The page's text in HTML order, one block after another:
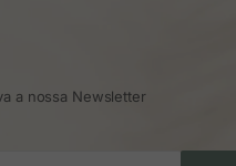
a nossa Newsletter